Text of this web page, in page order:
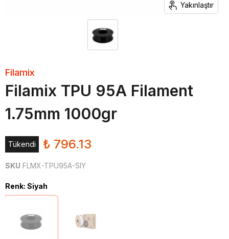
Yakınlaştır
Filamix
Filamix TPU 95A Filament
1.75mm 1000gr
Tükendi ₺ 796.13
SKU FLMX-TPU95A-SIY
Renk: Siyah